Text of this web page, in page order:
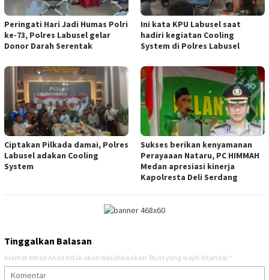
Peringati Hari Jadi Humas Polri
ke-73, Polres Labusel gelar
Donor Darah Serentak
Ini kata KPU Labusel saat
hadiri kegiatan Cooling
System di Polres Labusel
Ciptakan Pilkada damai, Polres
Labusel adakan Cooling
System
Sukses berikan kenyamanan
Perayaaan Nataru, PC HIMMAH
Medan apresiasi kinerja
Kapolresta Deli Serdang
Tinggalkan Balasan
Alamat email Anda tidak akan dipublikasikan. Ruas yang wajib ditandai *